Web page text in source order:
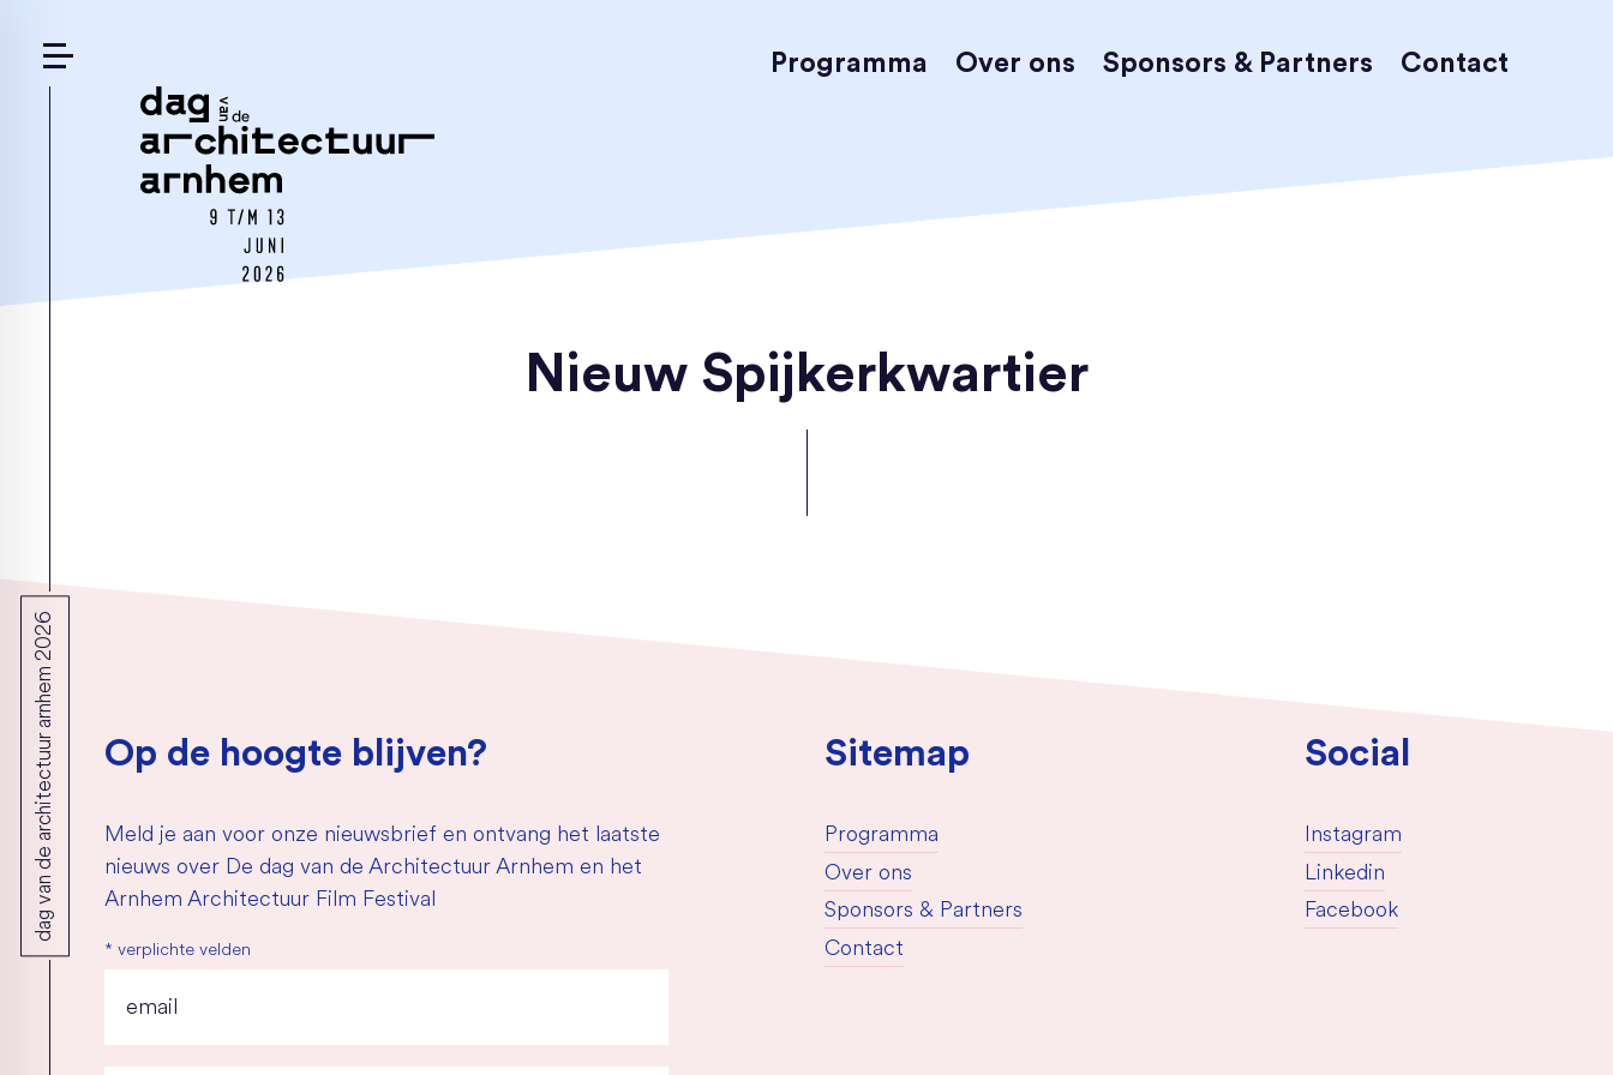
dag van de architectuur arnhem 2026
Programma Over ons Sponsors & Partners Contact
Nieuw Spijkerkwartier
Op de hoogte blijven?
Meld je aan voor onze nieuwsbrief en ontvang het laatste
nieuws over De dag van de Architectuur Arnhem en het
Arnhem Architectuur Film Festival
* verplichte velden
Sitemap
Programma
Over ons
Sponsors & Partners
Contact
Social
Instagram
Linkedin
Facebook